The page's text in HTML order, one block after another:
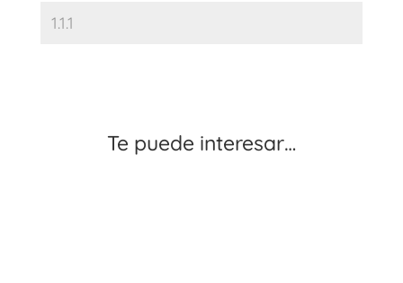
Te puede interesar…